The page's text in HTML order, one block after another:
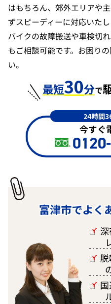
はもちろん、郊外エリアや
ずスピーディーに対応いたし
バイクの故障搬送や車検切
もご相談可能です。お困り
い。
最短30分で
24時間
今すぐ
富津市でよく
□
□
□